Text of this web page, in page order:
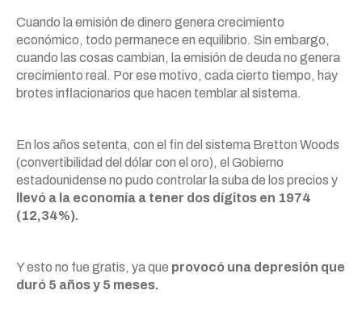
Cuando la emisión de dinero genera crecimiento
económico, todo permanece en equilibrio. Sin embargo,
cuando las cosas cambian, la emisión de deuda no genera
crecimiento real. Por ese motivo, cada cierto tiempo, hay
brotes inflacionarios que hacen temblar al sistema.
En los años setenta, con el fin del sistema Bretton Woods
(convertibilidad del dólar con el oro), el Gobierno
estadounidense no pudo controlar la suba de los precios y
llevó a la economía a tener dos dígitos en 1974
(12,34%).
Y esto no fue gratis, ya que provocó una depresión que
duró 5 años y 5 meses.